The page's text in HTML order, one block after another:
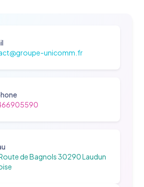
unicomm.fr
de Bagnols 30290 Laudun